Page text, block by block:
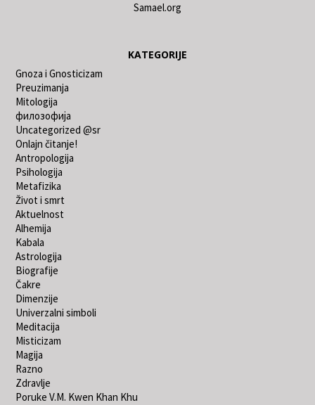
Samael.org
KATEGORIJE
Gnoza i Gnosticizam
Preuzimanja
Mitologija
филозофија
Uncategorized @sr
Onlajn čitanje!
Antropologija
Psihologija
Metafizika
Život i smrt
Aktuelnost
Alhemija
Kabala
Astrologija
Biografije
Čakre
Dimenzije
Univerzalni simboli
Meditacija
Misticizam
Magija
Razno
Zdravlje
Poruke V.M. Kwen Khan Khu